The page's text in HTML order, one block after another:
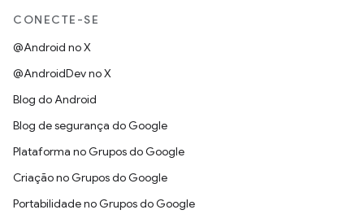
CONECTE-SE
@Android no X
@AndroidDev no X
Blog do Android
Blog de segurança do Google
Plataforma no Grupos do Google
Criação no Grupos do Google
Portabilidade no Grupos do Google